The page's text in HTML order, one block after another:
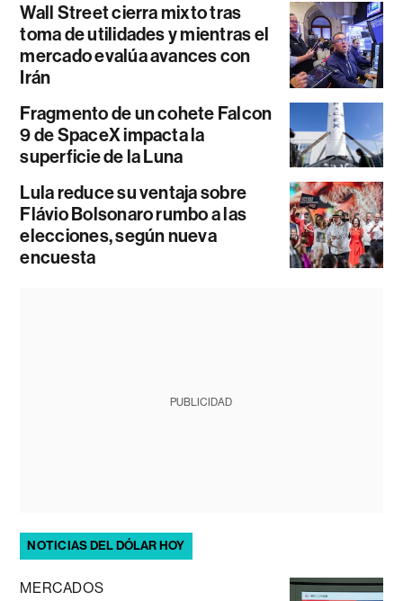
Wall Street cierra mixto tras
toma de utilidades y mientras el
mercado evalúa avances con
Irán
Fragmento de un cohete Falcon
9 de SpaceX impacta la
superficie de la Luna
Lula reduce su ventaja sobre
Flávio Bolsonaro rumbo a las
elecciones, según nueva
encuesta
PUBLICIDAD
NOTICIAS DEL DÓLAR HOY
MERCADOS